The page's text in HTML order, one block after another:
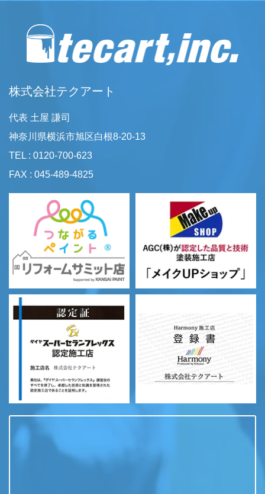
株式会社テクアート
代表 土屋 謙司
神奈川県横浜市旭区白根8-20-13
TEL : 0120-700-623
FAX : 045-489-4825